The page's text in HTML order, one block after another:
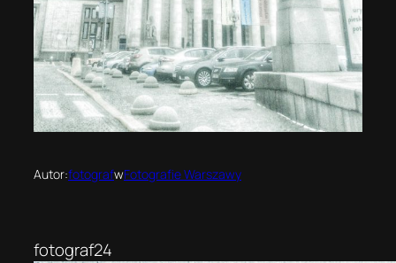
Autor:fotografwFotografie Warszawy
fotograf24